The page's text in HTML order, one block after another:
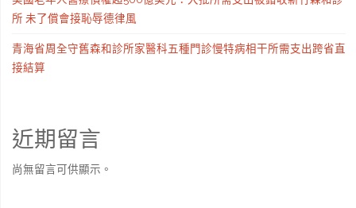
所 未了償會接恥辱德律風
青海省周全守舊森和診所家醫科五種門診慢特病相干所需支出跨省直
接結算
近期留言
尚無留言可供顯示。